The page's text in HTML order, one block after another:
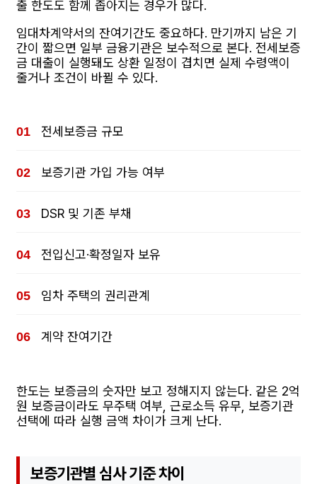
출 한도도 함께 좁아지는 경우가 많다.
임대차계약서의 잔여기간도 중요하다. 만기까지 남은 기
간이 짧으면 일부 금융기관은 보수적으로 본다. 전세보증
금 대출이 실행돼도 상환 일정이 겹치면 실제 수령액이
줄거나 조건이 바뀔 수 있다.
전세보증금 규모
보증기관 가입 가능 여부
DSR 및 기존 부채
전입신고·확정일자 보유
임차 주택의 권리관계
계약 잔여기간
한도는 보증금의 숫자만 보고 정해지지 않는다. 같은 2억
원 보증금이라도 무주택 여부, 근로소득 유무, 보증기관
선택에 따라 실행 금액 차이가 크게 난다.
보증기관별 심사 기준 차이